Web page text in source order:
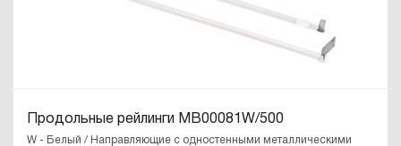
Продольные рейлинги MB00081W/500
W - Белый / Направляющие с одностенными металлическими